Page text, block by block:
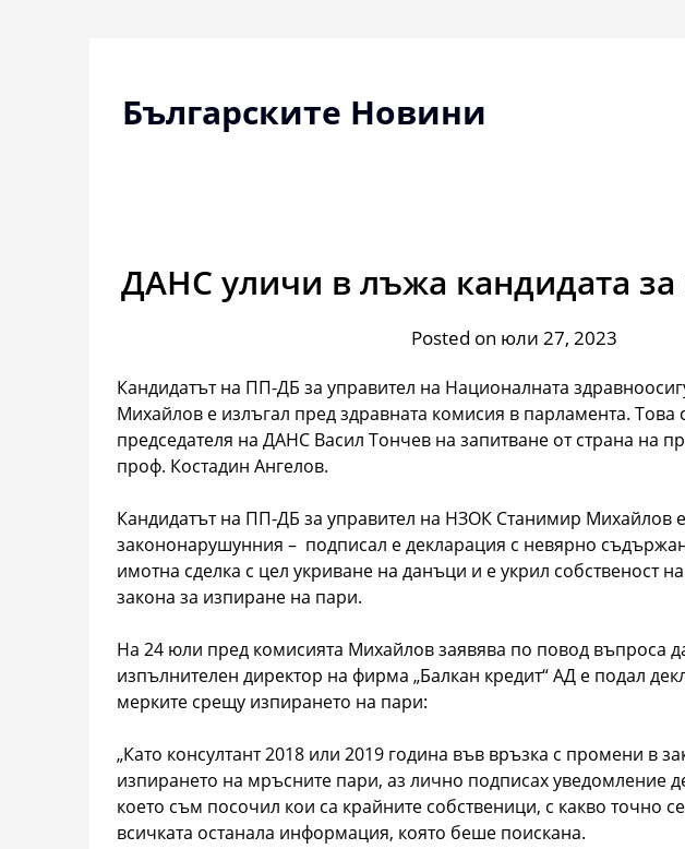
Българските Новини
ДАНС уличи в лъжа кандидата
Posted on юли 27, 2023
Кандидатът на ПП-ДБ за управител на Националната
Михайлов е излъгал пред здравната комисия в парламента. Това
председателя на ДАНС Васил Тончев на запитване от страна на
проф. Костадин Ангелов.
Кандидатът на ПП-ДБ за управител на НЗОК Станимир Михайлов
закононарушунния – подписал е декларация с невярно
имотна сделка с цел укриване на данъци и е укрил собственост
закона за изпиране на пари.
На 24 юли пред комисията Михайлов заявява по повод въпроса
изпълнителен директор на фирма „Балкан кредит“ АД е подал
мерките срещу изпирането на пари:
„Като консултант 2018 или 2019 година във връзка с промени в
изпирането на мръсните пари, аз лично подписах уведомление
което съм посочил кои са крайните собственици, с какво точно
всичката останала информация, която беше поискана.